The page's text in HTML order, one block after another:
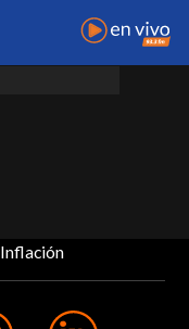
Inflación